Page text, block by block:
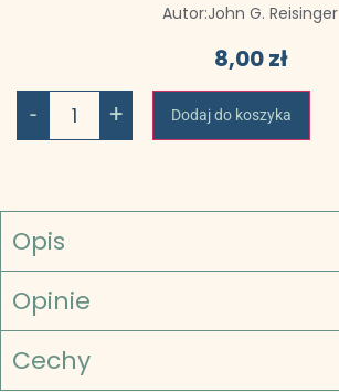
Autor:John G. Reisinger
8,00zł
- + Dodaj do koszyka
Opis
Opinie
Cechy